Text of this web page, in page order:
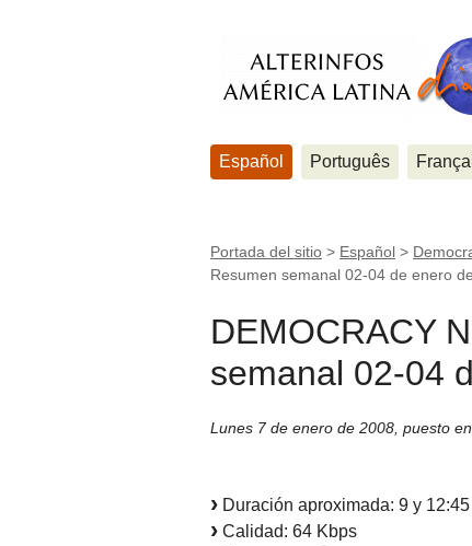
Español Português
Portada del sitio > Español >
Resumen semanal 02-04 de enero
DEMOCRACY
semanal 02-04
Lunes 7 de enero de 2008 puesto
Duración aproximada: 9 y 12:45
Calidad: 64 Kbps